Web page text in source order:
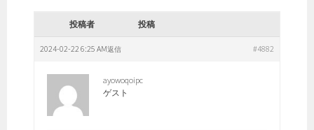
投稿者 投稿
2024-02-22 6:25 AM #4882
返信
ayowoqoipc
ゲスト